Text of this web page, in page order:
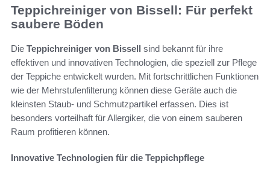
Teppichreiniger von Bissell: Für perfekt
saubere Böden
Die Teppichreiniger von Bissell sind bekannt für ihre
effektiven und innovativen Technologien, die speziell zur Pflege
der Teppiche entwickelt wurden. Mit fortschrittlichen Funktionen
wie der Mehrstufenfilterung können diese Geräte auch die
kleinsten Staub- und Schmutzpartikel erfassen. Dies ist
besonders vorteilhaft für Allergiker, die von einem sauberen
Raum profitieren können.
Innovative Technologien für die Teppichpflege